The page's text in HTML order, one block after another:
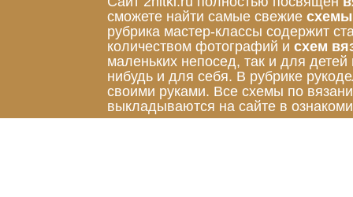
сможете найти самые свежие схемы
рубрика мастер-классы содержит
количеством фотографий и схем
маленьких непосед, так и для
нибудь и для себя. В рубрике
своими руками. Все схемы по
выкладываются на сайте в